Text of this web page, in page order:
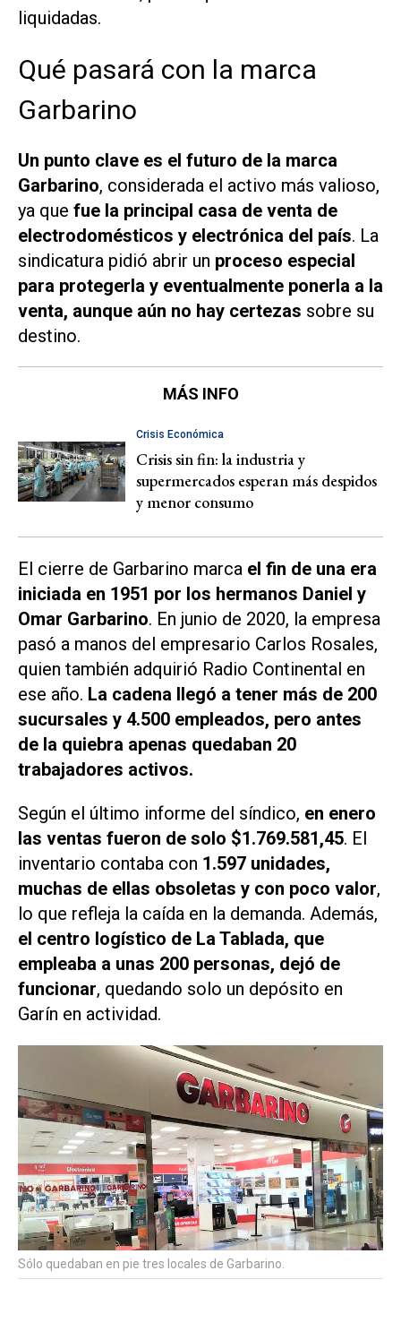
liquidadas.
Qué pasará con la marca
Garbarino
Un punto clave es el futuro de la marca
Garbarino, considerada el activo más valioso,
ya que fue la principal casa de venta de
electrodomésticos y electrónica del país. La
sindicatura pidió abrir un proceso especial
para protegerla y eventualmente ponerla a la
venta, aunque aún no hay certezas sobre su
destino.
MÁS INFO
Crisis Económica
Crisis sin fin: la industria y
supermercados esperan más despidos
y menor consumo
El cierre de Garbarino marca el fin de una era
iniciada en 1951 por los hermanos Daniel y
Omar Garbarino. En junio de 2020, la empresa
pasó a manos del empresario Carlos Rosales,
quien también adquirió Radio Continental en
ese año. La cadena llegó a tener más de 200
sucursales y 4.500 empleados, pero antes
de la quiebra apenas quedaban 20
trabajadores activos.
Según el último informe del síndico, en enero
las ventas fueron de solo $1.769.581,45. El
inventario contaba con 1.597 unidades,
muchas de ellas obsoletas y con poco valor,
lo que refleja la caída en la demanda. Además,
el centro logístico de La Tablada, que
empleaba a unas 200 personas, dejó de
funcionar, quedando solo un depósito en
Garín en actividad.
Sólo quedaban en pie tres locales de Garbarino.